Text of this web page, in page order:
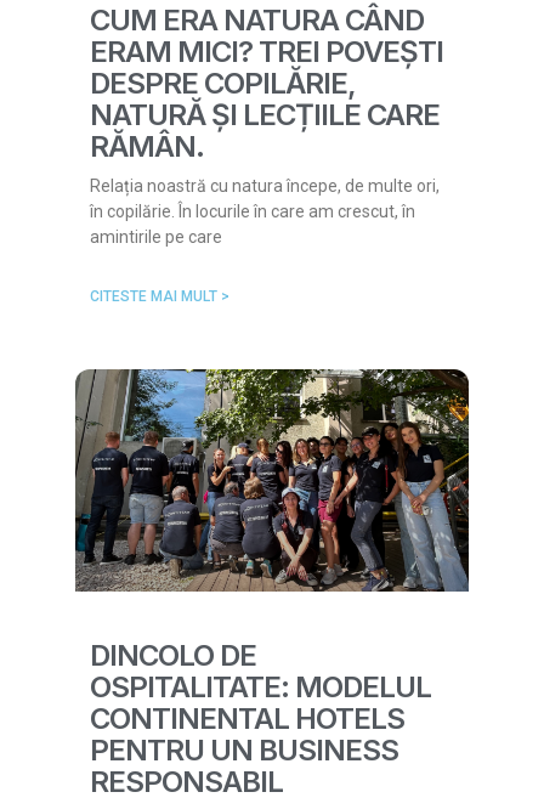
CUM ERA NATURA CÂND
ERAM MICI? TREI POVEȘTI
DESPRE COPILĂRIE,
NATURĂ ȘI LECȚIILE CARE
RĂMÂN.
Relația noastră cu natura începe, de multe ori,
în copilărie. În locurile în care am crescut, în
amintirile pe care
CITESTE MAI MULT >
DINCOLO DE
OSPITALITATE: MODELUL
CONTINENTAL HOTELS
PENTRU UN BUSINESS
RESPONSABIL